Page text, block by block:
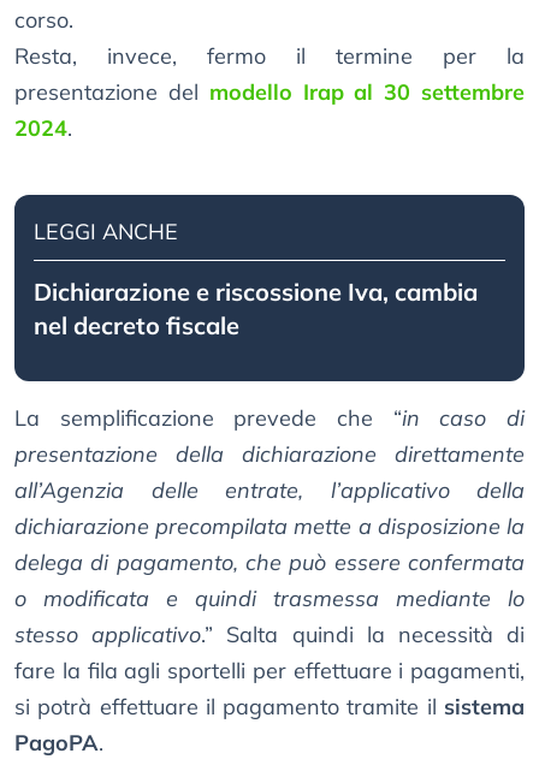
corso.
Resta, invece, fermo il termine per la
presentazione del modello Irap al 30 settembre
2024.
LEGGI ANCHE
Dichiarazione e riscossione Iva, cambia
nel decreto fiscale
La semplificazione prevede che “in caso di
presentazione della dichiarazione direttamente
all’Agenzia delle entrate, l’applicativo della
dichiarazione precompilata mette a disposizione la
delega di pagamento, che può essere confermata
o modificata e quindi trasmessa mediante lo
stesso applicativo.” Salta quindi la necessità di
fare la fila agli sportelli per effettuare i pagamenti,
si potrà effettuare il pagamento tramite il sistema
PagoPA.